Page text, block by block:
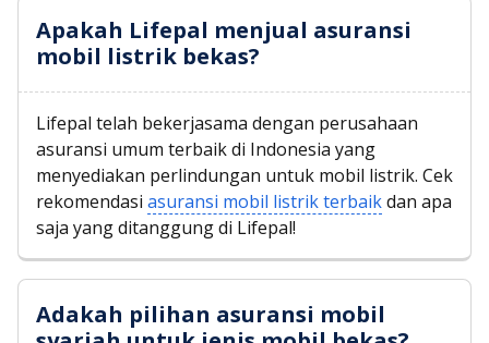
Apakah Lifepal menjual asuransi
mobil listrik bekas?
Lifepal telah bekerjasama dengan perusahaan
asuransi umum terbaik di Indonesia yang
menyediakan perlindungan untuk mobil listrik. Cek
rekomendasi asuransi mobil listrik terbaikdan apa
saja yang ditanggung di Lifepal!
Adakah pilihan asuransi mobil